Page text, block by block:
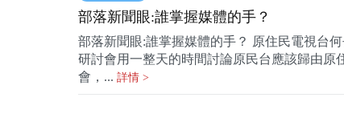
部落新聞眼:誰掌握媒體的手？
部落新聞眼:誰掌握媒體的手？ 原住民電視台
研討會用一整天的時間討論原民台應該歸由
會，... 詳情 >